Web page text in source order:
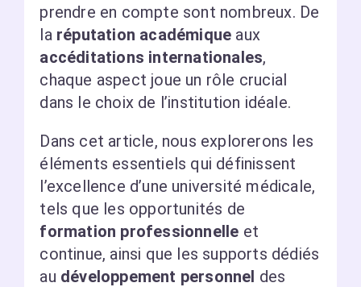
prendre en compte sont nombreux. De
la réputation académique aux
accéditations internationales,
chaque aspect joue un rôle crucial
dans le choix de l’institution idéale.
Dans cet article, nous explorerons les
éléments essentiels qui définissent
l’excellence d’une université médicale,
tels que les opportunités de
formation professionnelle et
continue, ainsi que les supports dédiés
au développement personnel des